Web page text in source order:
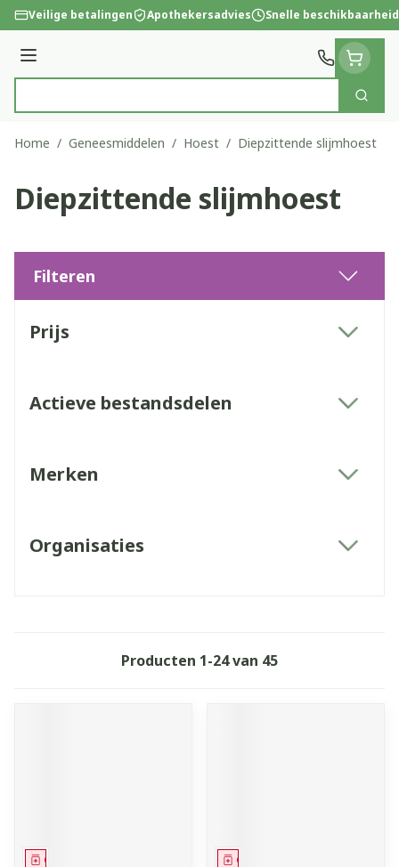
Ga naar de inhoud
Veilige betalingen Apothekersadvies Snelle beschikbaarheid
Menu
Zoek
Home / Geneesmiddelen / Hoest / Diepzittende slijmhoest
Diepzittende slijmhoest
Filteren
Prijs
Actieve bestandsdelen
Merken
Organisaties
Producten 1-24van 45
Geneesmiddel Geneesmiddel